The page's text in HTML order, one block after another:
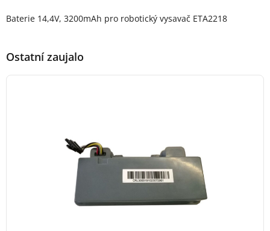
Baterie 14,4V, 3200mAh pro robotický vysavač ETA2218
Ostatní zaujalo